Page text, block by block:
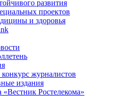
развития
проектов
и здоровья
журналистов
издания
«Вестник Ростелекома»